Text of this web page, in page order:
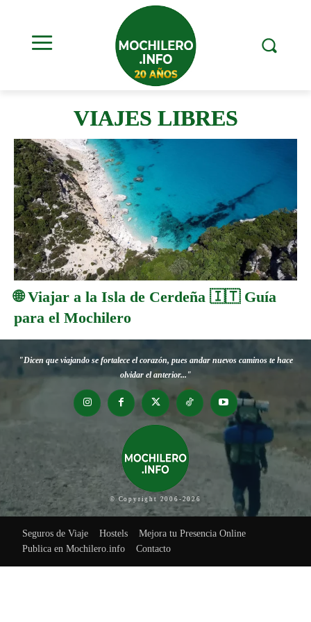
VIAJES LIBRES
🌐 Viajar a la Isla de Cerdeña 🇮🇹 Guía
para el Mochilero
"Dicen que viajando se fortalece el corazón, pues andar nuevos caminos te hace
olvidar el anterior..."
© Copyright 2006-2026
Seguros de Viaje Hostels
Mejora tu Presencia Online
Publica en Mochilero.info
Contacto